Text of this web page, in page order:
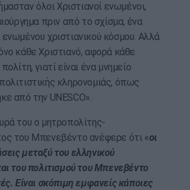
ήμασταν όλοι Χριστιανοί ενωμένοι,
πριν από το σχίσμα, ένα
χριστιανικού κόσμου. Αλλά
κάθε Χριστιανό, αφορά κάθε
γιατί είναι ένα μνημείο
κληρονομιάς, όπως
από την UNESCO».
του ο μητροπολίτης-
του Μπενεβέντο ανέφερε ότι «οι
μεταξύ του ελληνικού
του πολιτισμού του Μπενεβέντο
Είναι σκόπιμη εμφανείς κάποιες